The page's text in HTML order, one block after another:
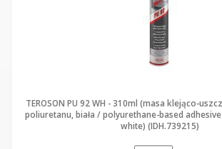
TEROSON PU 92 WH - 310ml (masa klejąco-
poliuretanu, biała / polyurethane-based
white) (IDH.739215)